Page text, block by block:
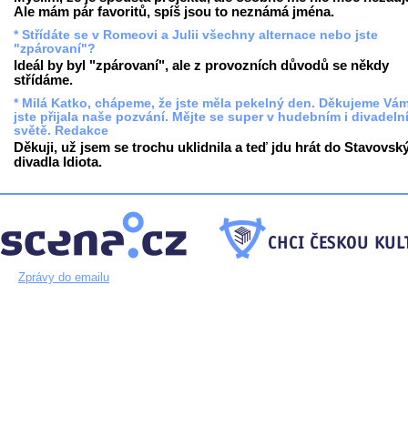
Ale mám pár favoritů, spíš jsou to neznámá jména.
* Střídáte se v Romeovi a Julii všechny alternace nebo jste
"zpárovaní"?
Ideál by byl "zpárovaní", ale z provozních důvodů se někdy
střídáme.
* Milá Katko, chápeme, že jste měla pekelný den. Děkujeme
jste přijala naše pozvání. Mějte se super v hudebním i
světě. Redakce
Děkuji, už jsem se trochu uklidnila a teď jdu hrát do
divadla Idiota.
Zprávy do emailu